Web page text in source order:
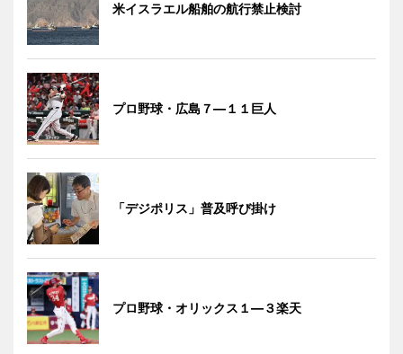
米イスラエル船舶の航行禁止検討
プロ野球・広島７―１１巨人
「デジポリス」普及呼び掛け
プロ野球・オリックス１―３楽天